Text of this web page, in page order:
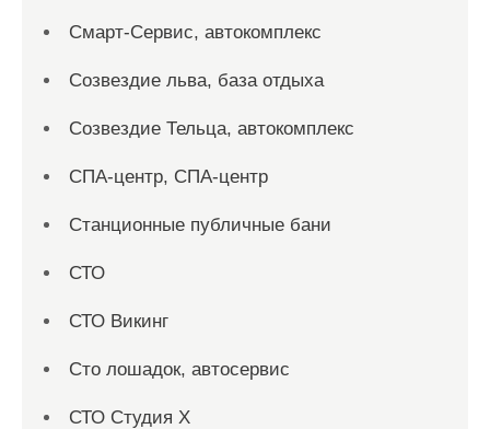
Смарт-Сервис, автокомплекс
Созвездие льва, база отдыха
Созвездие Тельца, автокомплекс
СПА-центр, СПА-центр
Станционные публичные бани
СТО
СТО Викинг
Сто лошадок, автосервис
СТО Студия Х